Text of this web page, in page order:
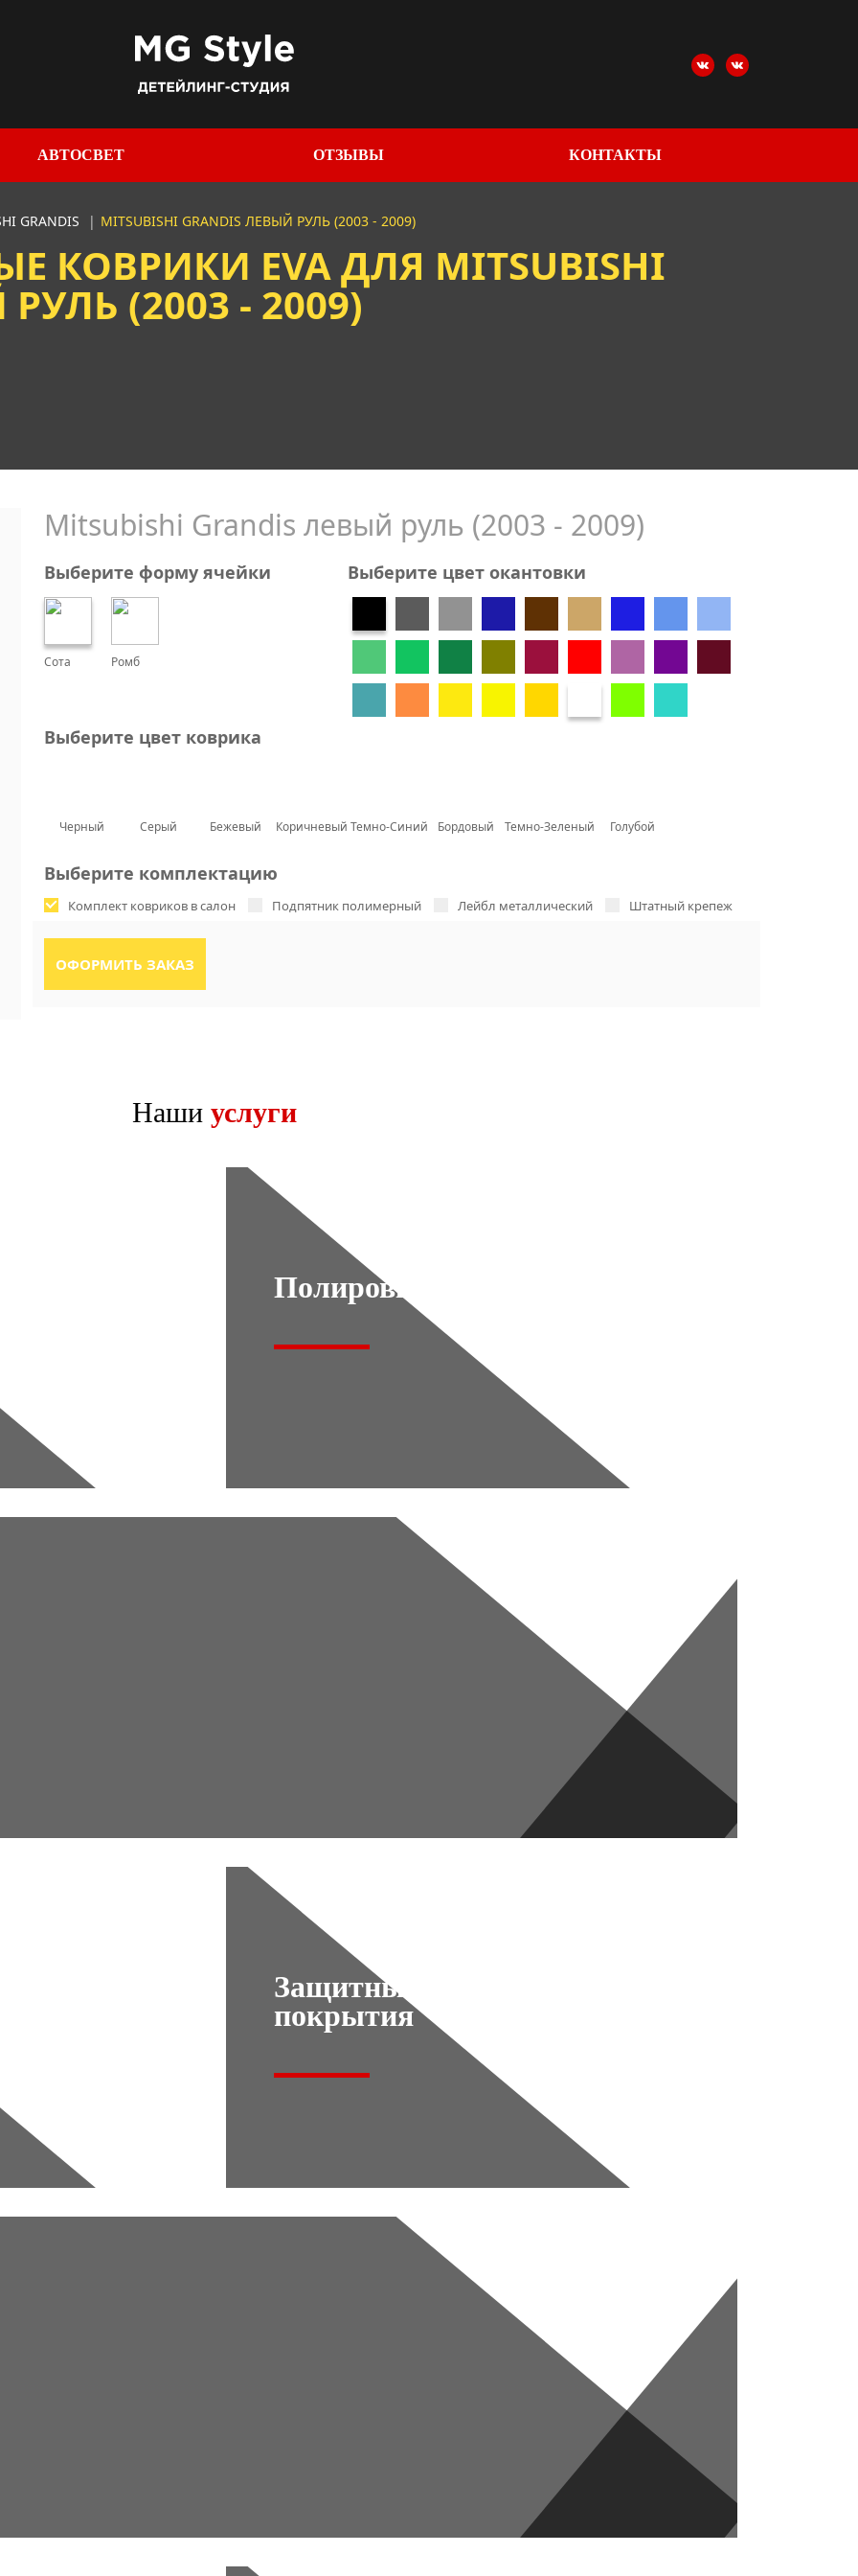
АВТОСВЕТ ОТЗЫВЫ КОНТАКТЫ
GRANDIS | MITSUBISHI GRANDIS ЛЕВЫЙ РУЛЬ (2003 - 2009)
КОВРИКИ EVA ДЛЯ MITSUBISHI
(2003 - 2009)
Mitsubishi Grandis левый руль (2003 - 2009)
Выберите форму ячейки
Сота Ромб
Выберите цвет окантовки
Выберите цвет коврика
Черный Серый Бежевый Коричневый Темно-Синий Бордовый Темно-Зеленый Голубой
Выберите комплектацию
Комплект ковриков в салон Подпятник полимерный Лейбл металлический Штатный крепеж
Наши услуги
Полировка
Защитные
покрытия